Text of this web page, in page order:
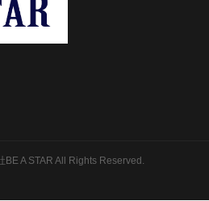
BE A STAR All Rights Reserved.